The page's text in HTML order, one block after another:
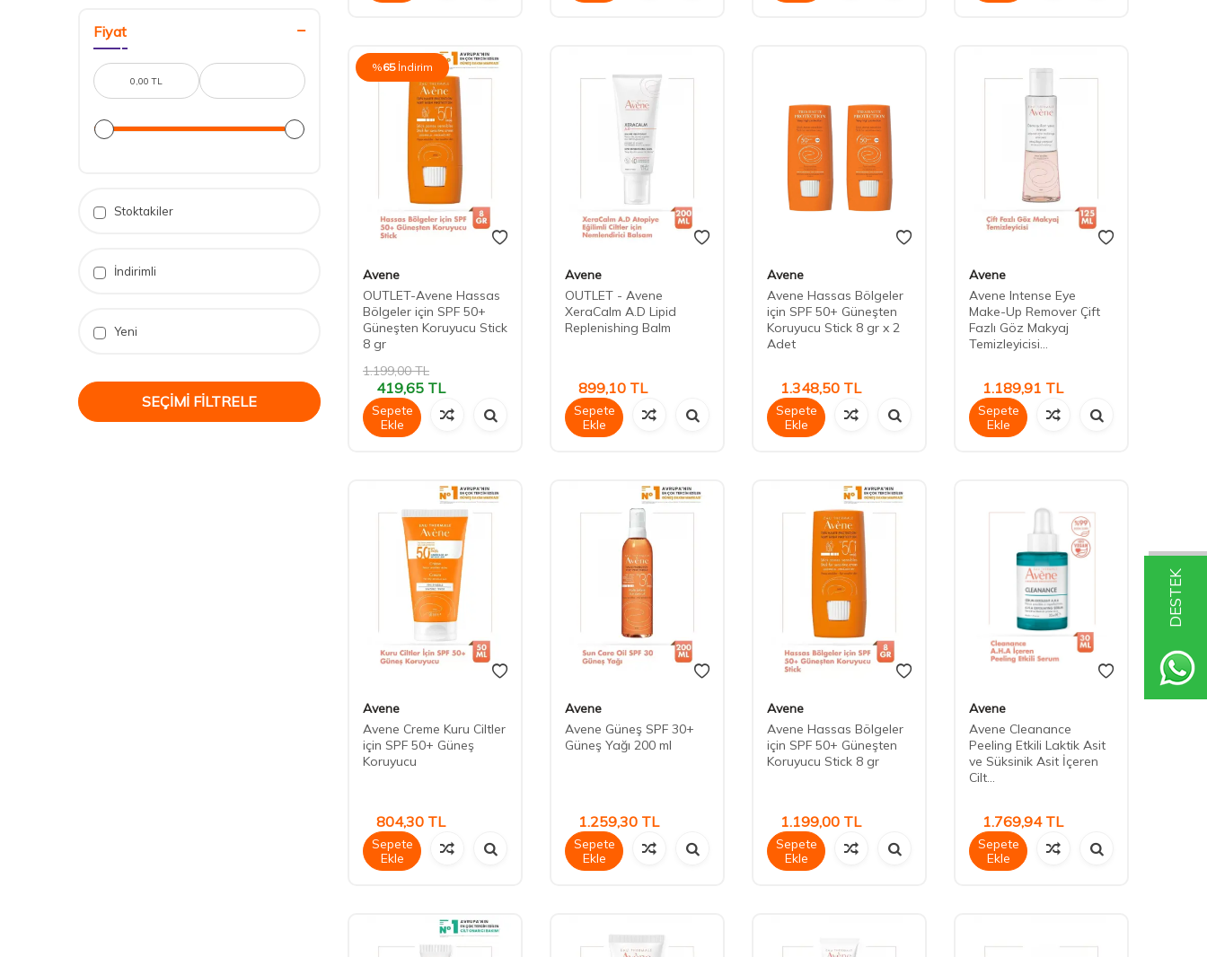
DESTEK
Fiyat
Stoktakiler
İndirimli
Yeni
SEÇIMI FILTRELE
%65 İndirim
Avene
OUTLET-Avene Hassas
Bölgeler için SPF 50+
Güneşten Koruyucu Stick
8 gr
1.199,00TL
419,65 TL
Sepete
Ekle
Avene
OUTLET - Avene
XeraCalm A.D Lipid
Replenishing Balm
899,10 TL
Sepete
Ekle
Avene
Avene Hassas Bölgeler
için SPF 50+ Güneşten
Koruyucu Stick 8 gr x 2
Adet
1.348,50 TL
Sepete
Ekle
Avene
Avene Intense Eye
Make-Up Remover Çift
Fazlı Göz Makyaj
Temizleyicisi...
1.189,91 TL
Sepete
Ekle
Avene
Avene Creme Kuru Ciltler
için SPF 50+ Güneş
Koruyucu
804,30 TL
Sepete
Ekle
Avene
Avene Güneş SPF 30+
Güneş Yağı 200 ml
1.259,30 TL
Sepete
Ekle
Avene
Avene Hassas Bölgeler
için SPF 50+ Güneşten
Koruyucu Stick 8 gr
1.199,00 TL
Sepete
Ekle
Avene
Avene Cleanance
Peeling Etkili Laktik Asit
ve Süksinik Asit İçeren
Cilt...
1.769,94TL
Sepete
Ekle